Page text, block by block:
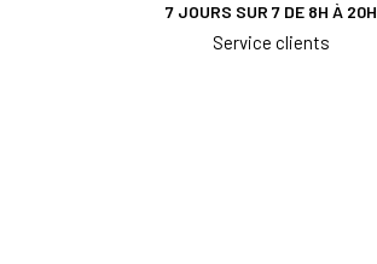
7 JOURS SUR 7 DE 8H À 20H
Service clients